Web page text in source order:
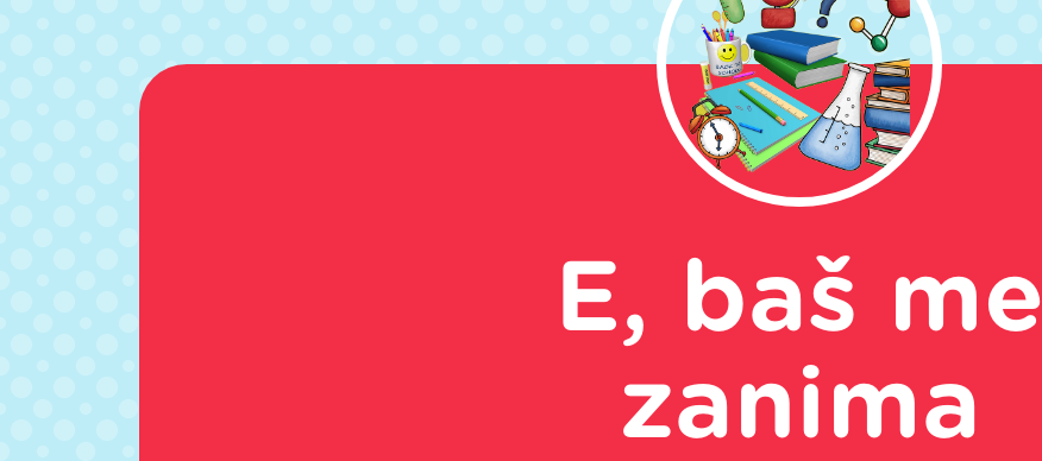
E, baš me
zanima